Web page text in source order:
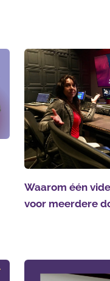
Waarom één
voor meerdere